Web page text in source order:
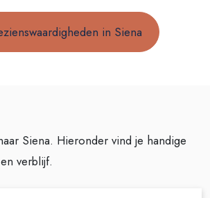
in Siena
Siena. Hieronder vind je handige
verblijf.